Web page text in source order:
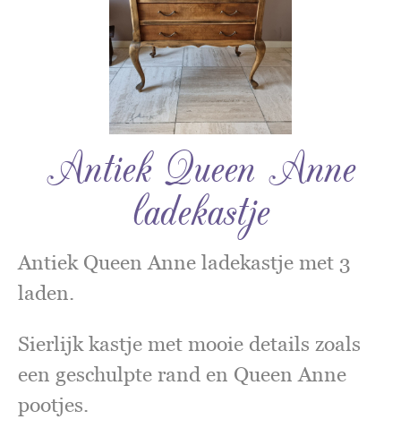
Antiek Queen Anne
ladekastje
Antiek Queen Anne ladekastje met 3
laden.
Sierlijk kastje met mooie details zoals
een geschulpte rand en Queen Anne
pootjes.